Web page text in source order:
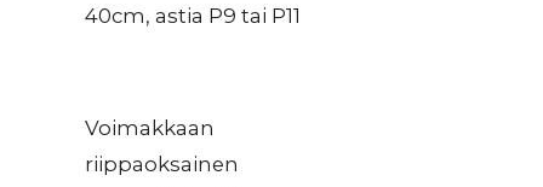
40cm, astia P9 tai P11
Voimakkaan
riippaoksainen